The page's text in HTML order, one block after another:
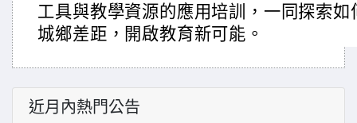
工具與教學資源的應用培訓，一同探索
城鄉差距，開啟教育新可能。
近月內熱門公告